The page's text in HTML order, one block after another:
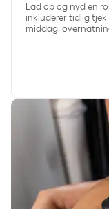
Lad op og nyd en
inkluderer tidlig
middag,
SpaVelvære